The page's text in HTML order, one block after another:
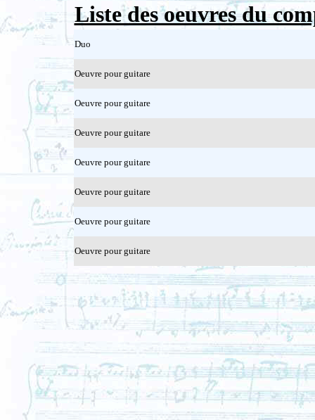
Liste des oeuvres du
Duo
Oeuvre pour guitare
Oeuvre pour guitare
Oeuvre pour guitare
Oeuvre pour guitare
Oeuvre pour guitare
Oeuvre pour guitare
Oeuvre pour guitare